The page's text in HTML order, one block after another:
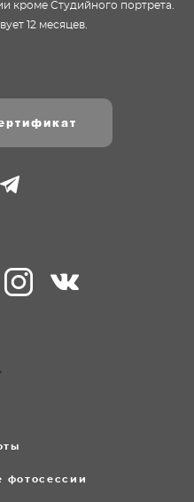
кроме Студийного портрета.
12 месяцев.
фотосессии